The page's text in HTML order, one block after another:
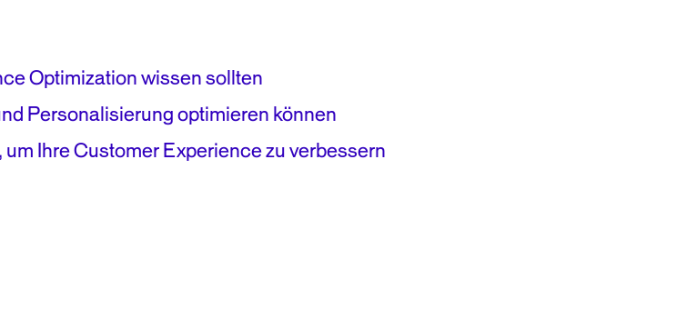
Optimization wissen sollten
Personalisierung optimieren können
Ihre Customer Experience zu verbessern